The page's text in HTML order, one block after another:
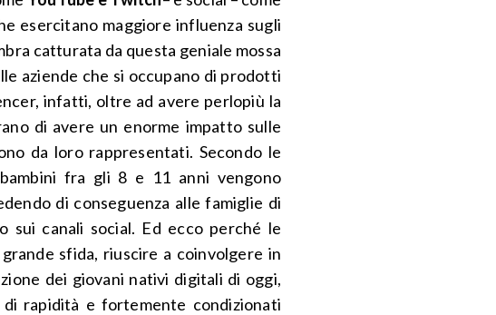
esercitano maggiore influenza sugli
catturata da questa geniale mossa
aziende che si occupano di prodotti
infatti, oltre ad avere perlopiù la
di avere un enorme impatto sulle
da loro rappresentati. Secondo le
fra gli 8 e 11 anni vengono
di conseguenza alle famiglie di
sui canali social. Ed ecco perché le
sfida, riuscire a coinvolgere in
dei giovani nativi digitali di oggi,
rapidità e fortemente condizionati